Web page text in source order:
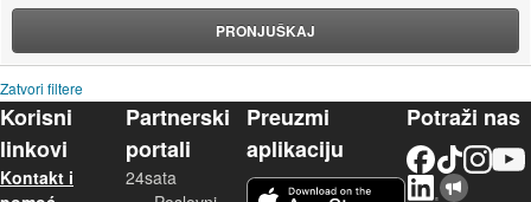
PRONJUŠKAJ
Zatvori filtere
Korisni
linkovi
Kontakt i
Partnerski
portali
24sata
Preuzmi
aplikaciju
Potraži nas